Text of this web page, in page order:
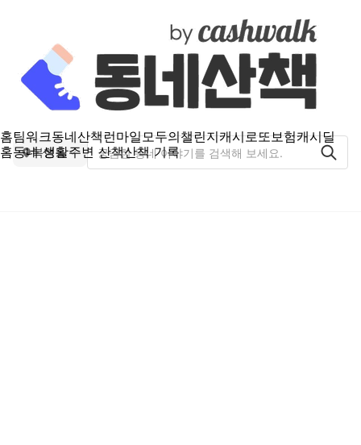
홈팀워크동네산책런마일모두의챌린지캐시로또보험캐시딜
홈동네 생활주변 산책산책 기록
복현동